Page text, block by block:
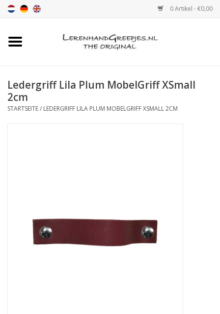
0 Artikel - €0,00
Startseite
leder griffe mit Druck
Leder Regalstützen
Ledergriff Lila Plum MobelGriff XSmall
2cm
STARTSEITE/ LEDERGRIFF LILA PLUM MOBELGRIFF XSMALL 2CM